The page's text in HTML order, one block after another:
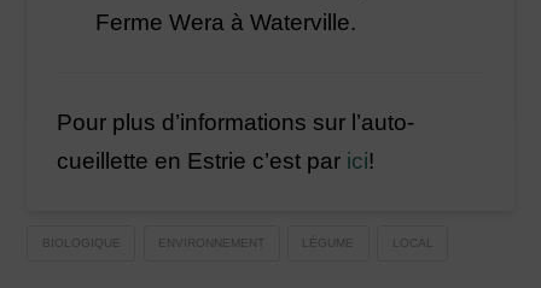
Ferme Wera à Waterville.
Pour plus d’informations sur l’auto-
cueillette en Estrie c’est par ici!
BIOLOGIQUE ENVIRONNEMENT LÉGUME LOCAL